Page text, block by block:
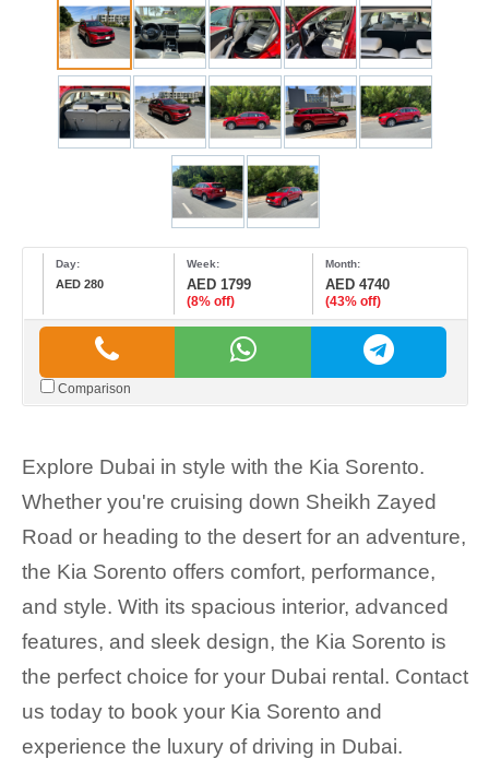
Day:
AED 280
Week:
AED 1799
(8% off)
Month:
AED 4740
(43% off)
Comparison
Explore Dubai in style with the Kia Sorento.
Whether you're cruising down Sheikh Zayed
Road or heading to the desert for an adventure,
the Kia Sorento offers comfort, performance,
and style. With its spacious interior, advanced
features, and sleek design, the Kia Sorento is
the perfect choice for your Dubai rental. Contact
us today to book your Kia Sorento and
experience the luxury of driving in Dubai.